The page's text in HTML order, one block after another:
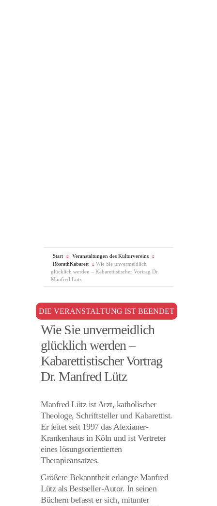
Start
Veranstaltungen des Kulturvereins
RösrathKabarett
Wie Sie unvermeidlich
glücklich werden – Kabarettistischer Vortrag Dr.
Manfred Lütz
DIE VERANSTALTUNG IST BEENDET
Wie Sie unvermeidlich
glücklich werden –
Kabarettistischer Vortrag
Dr. Manfred Lütz
Manfred Lütz ist Arzt, katholischer
Theologe, Schriftsteller und Kabarettist.
Er leitet seit 1997 das Alexianer-
Krankenhaus in Köln und ist Vertreter
eines lösungsorientierten
Therapieansatzes.
Größere Bekanntheit erlangte Manfred
Lütz als Bestseller-Autor. In seinen
Büchern befasst er sich, mitunter